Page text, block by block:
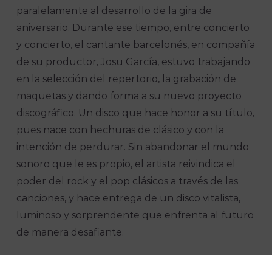
paralelamente al desarrollo de la gira de
aniversario. Durante ese tiempo, entre concierto
y concierto, el cantante barcelonés, en compañía
de su productor, Josu García, estuvo trabajando
en la selección del repertorio, la grabación de
maquetas y dando forma a su nuevo proyecto
discográfico. Un disco que hace honor a su título,
pues nace con hechuras de clásico y con la
intención de perdurar. Sin abandonar el mundo
sonoro que le es propio, el artista reivindica el
poder del rock y el pop clásicos a través de las
canciones, y hace entrega de un disco vitalista,
luminoso y sorprendente que enfrenta al futuro
de manera desafiante.